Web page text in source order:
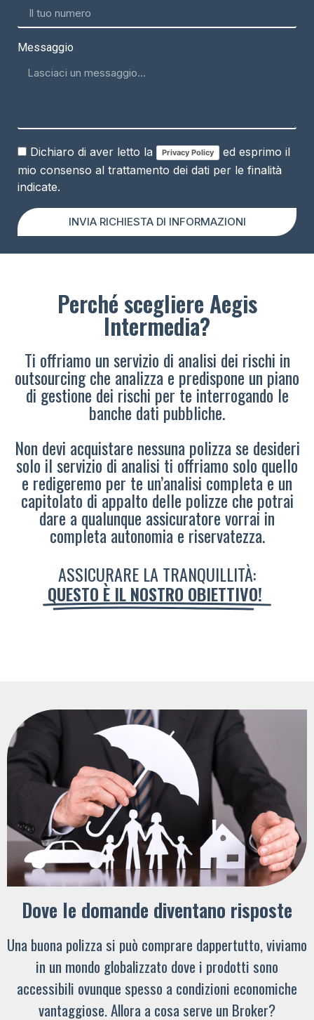
Messaggio
Dichiaro di aver letto la Privacy Policy
ed esprimo il
mio consenso al trattamento dei dati per le finalità
indicate.
INVIA RICHIESTA DI INFORMAZIONI
Perché scegliere Aegis
Intermedia?
Ti offriamo un servizio di analisi dei rischi in
outsourcing che analizza e predispone un piano
di gestione dei rischi per te interrogando le
banche dati pubbliche.
Non devi acquistare nessuna polizza se desideri
solo il servizio di analisi ti offriamo solo quello
e redigeremo per te un’analisi completa e un
capitolato di appalto delle polizze che potrai
dare a qualunque assicuratore vorrai in
completa autonomia e riservatezza.
ASSICURARE LA TRANQUILLITÀ:
QUESTO È IL NOSTRO OBIETTIVO!
Dove le domande diventano risposte
Una buona polizza si può comprare dappertutto, viviamo
in un mondo globalizzato dove i prodotti sono
accessibili ovunque spesso a condizioni economiche
vantaggiose. Allora a cosa serve un Broker?